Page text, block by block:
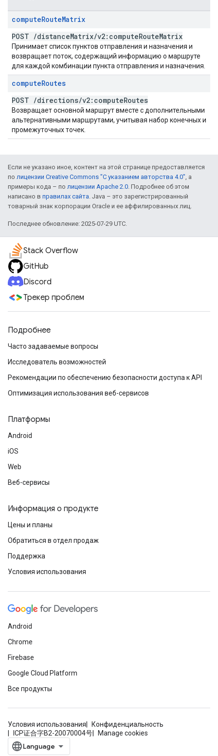
computeRouteMatrix
POST /distanceMatrix/v2:computeRouteMatrix
Принимает список пунктов отправления и назначения и
возвращает поток, содержащий информацию о маршруте
для каждой комбинации пункта отправления и назначения.
computeRoutes
POST /directions/v2:computeRoutes
Возвращает основной маршрут вместе с дополнительными
альтернативными маршрутами, учитывая набор конечных и
промежуточных точек.
Если не указано иное, контент на этой странице предоставляется
по лицензии Creative Commons "С указанием авторства 4.0", а
примеры кода – по лицензии Apache 2.0. Подробнее об этом
написано в правилах сайта. Java – это зарегистрированный
товарный знак корпорации Oracle и ее аффилированных лиц.
Последнее обновление: 2025-07-29 UTC.
Stack Overflow
GitHub
Discord
Трекер проблем
Подробнее
Часто задаваемые вопросы
Исследователь возможностей
Рекомендации по обеспечению безопасности доступа к API
Оптимизация использования веб-сервисов
Платформы
Android
iOS
Web
Веб-сервисы
Информация о продукте
Цены и планы
Обратиться в отдел продаж
Поддержка
Условия использования
Android
Chrome
Firebase
Google Cloud Platform
Все продукты
Условия использования
Конфиденциальность
ICP证合字B2-20070004号
Manage cookies